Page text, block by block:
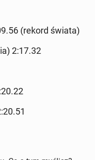
(rekord świata)
2:17.32